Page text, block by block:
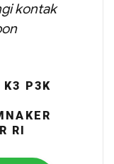
kontak
K3 P3K
RI